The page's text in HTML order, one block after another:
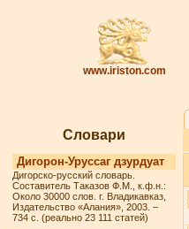
www.iriston.com
Словари
Дигорон-Уруссаг дзурдуат
Дигорско-русский словарь.
Составитель Таказов Ф.М., к.ф.н.:
Около 30000 слов. г. Владикавказ,
Издательство «Алания», 2003. –
734 с. (реально 23 111 статей)